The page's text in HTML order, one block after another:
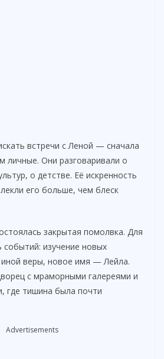
встречи с Леной — сначала
личные. Они разговаривали о
о детстве. Её искренность
его больше, чем блеск
закрытая помолвка. Для
изучение новых
веры, новое имя — Лейла.
с мраморными галереями и
где тишина была почти
Advertisements